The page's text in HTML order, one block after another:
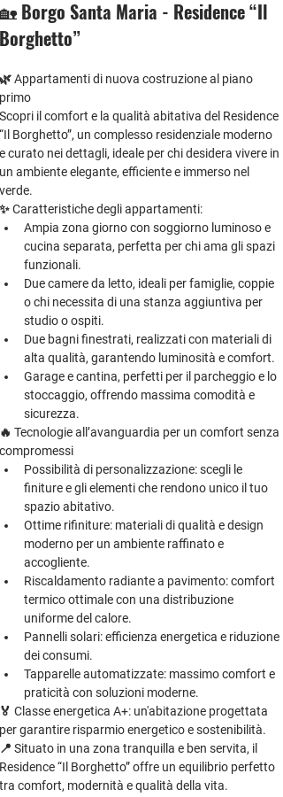
🏡 Borgo Santa Maria - Residence “Il
Borghetto”
🌿 Appartamenti di nuova costruzione al piano
primo
Scopri il comfort e la qualità abitativa del Residence
“Il Borghetto”, un complesso residenziale moderno
e curato nei dettagli, ideale per chi desidera vivere in
un ambiente elegante, efficiente e immerso nel
verde.
✨ Caratteristiche degli appartamenti:
Ampia zona giorno con soggiorno luminoso e
cucina separata, perfetta per chi ama gli spazi
funzionali.
Due camere da letto, ideali per famiglie, coppie
o chi necessita di una stanza aggiuntiva per
studio o ospiti.
Due bagni finestrati, realizzati con materiali di
alta qualità, garantendo luminosità e comfort.
Garage e cantina, perfetti per il parcheggio e lo
stoccaggio, offrendo massima comodità e
sicurezza.
🔥 Tecnologie all’avanguardia per un comfort senza
compromessi
Possibilità di personalizzazione: scegli le
finiture e gli elementi che rendono unico il tuo
spazio abitativo.
Ottime rifiniture: materiali di qualità e design
moderno per un ambiente raffinato e
accogliente.
Riscaldamento radiante a pavimento: comfort
termico ottimale con una distribuzione
uniforme del calore.
Pannelli solari: efficienza energetica e riduzione
dei consumi.
Tapparelle automatizzate: massimo comfort e
praticità con soluzioni moderne.
🏅 Classe energetica A+: un'abitazione progettata
per garantire risparmio energetico e sostenibilità.
📍 Situato in una zona tranquilla e ben servita, il
Residence “Il Borghetto” offre un equilibrio perfetto
tra comfort, modernità e qualità della vita.